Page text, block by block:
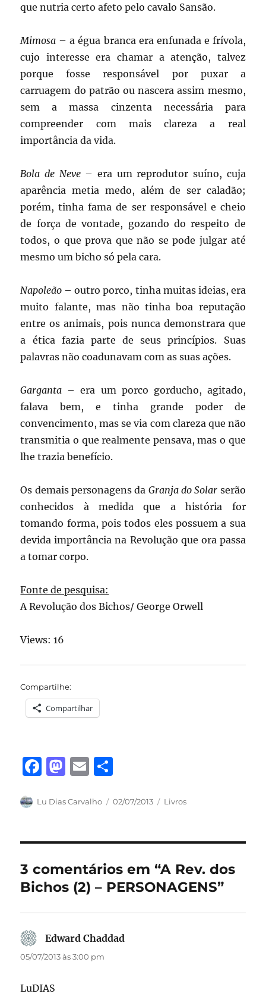
que nutria certo afeto pelo cavalo Sansão.
Mimosa – a égua branca era enfunada e frívola,
cujo interesse era chamar a atenção, talvez
porque fosse responsável por puxar a
carruagem do patrão ou nascera assim mesmo,
sem a massa cinzenta necessária para
compreender com mais clareza a real
importância da vida.
Bola de Neve– era um reprodutor suíno, cuja
aparência metia medo, além de ser caladão;
porém, tinha fama de ser responsável e cheio
de força de vontade, gozando do respeito de
todos, o que prova que não se pode julgar até
mesmo um bicho só pela cara.
Napoleão – outro porco, tinha muitas ideias, era
muito falante, mas não tinha boa reputação
entre os animais, pois nunca demonstrara que
a ética fazia parte de seus princípios. Suas
palavras não coadunavam com as suas ações.
Garganta – era um porco gorducho, agitado,
falava bem, e tinha grande poder de
convencimento, mas se via com clareza que não
transmitia o que realmente pensava, mas o que
lhe trazia benefício.
Os demais personagens da Granja do Solar serão
conhecidos à medida que a história for
tomando forma, pois todos eles possuem a sua
devida importância na Revolução que ora passa
a tomar corpo.
Fonte de pesquisa:
A Revolução dos Bichos/ George Orwell
Views: 16
Compartilhe:
Compartilhar
F
c
b
o
o
k
M
st
d
o
n
E
ai a
Autor
Lu Dias Carvalho
Publicado
02/07/2013 Categorias
Livros
3 comentários em “A Rev. dos
Bichos (2) – PERSONAGENS”
Edward Chaddad
05/07/2013 às 3:00 pm
LuDIAS